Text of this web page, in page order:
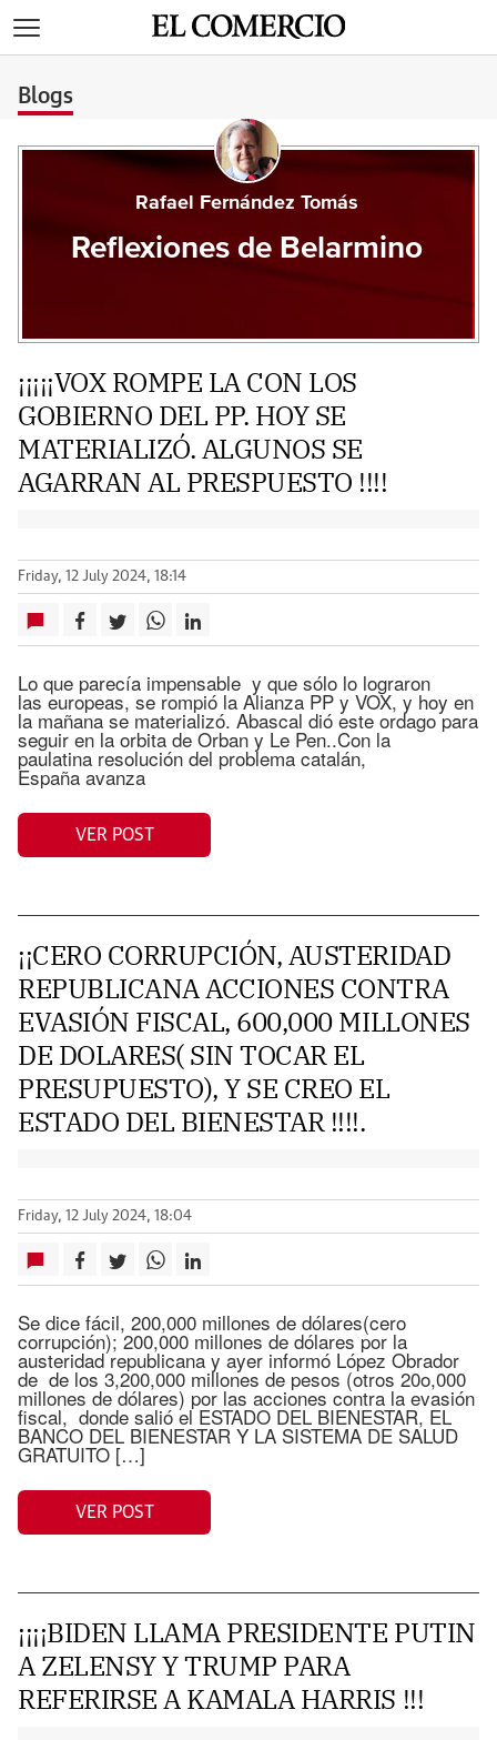
Blogs
Rafael Fernández Tomás
Reflexiones de Belarmino
¡¡¡¡¡VOX ROMPE LA CON LOS
GOBIERNO DEL PP. HOY SE
MATERIALIZÓ. ALGUNOS SE
AGARRAN AL PRESPUESTO !!!!
Friday, 12 July 2024, 18:14
Lo que parecía impensable y que sólo lo lograron
las europeas, se rompió la Alianza PP y VOX, y hoy en
la mañana se materializó. Abascal dió este ordago para
seguir en la orbita de Orban y Le Pen..Con la
paulatina resolución del problema catalán,
España avanza
VER POST
¡¡CERO CORRUPCIÓN, AUSTERIDAD
REPUBLICANA ACCIONES CONTRA
EVASIÓN FISCAL, 600,000 MILLONES
DE DOLARES( SIN TOCAR EL
PRESUPUESTO), Y SE CREO EL
ESTADO DEL BIENESTAR !!!!.
Friday, 12 July 2024, 18:04
Se dice fácil, 200,000 millones de dólares(cero
corrupción); 200,000 millones de dólares por la
austeridad republicana y ayer informó López Obrador
de de los 3,200,000 millones de pesos (otros 20o,000
millones de dólares) por las acciones contra la evasión
fiscal, donde salió el ESTADO DEL BIENESTAR, EL
BANCO DEL BIENESTAR Y LA SISTEMA DE SALUD
GRATUITO […]
VER POST
¡¡¡¡BIDEN LLAMA PRESIDENTE PUTIN
A ZELENSY Y TRUMP PARA
REFERIRSE A KAMALA HARRIS !!!